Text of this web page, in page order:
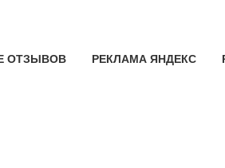
ОТЗЫВОВ РЕКЛАМА ЯНДЕКС